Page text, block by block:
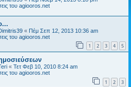
του agiooros.net
« Πέμ Σεπ 12, 2013 10:36 am
του agiooros.net
1 2 3 4 5
« Τετ Φεβ 10, 2010 8:24 am
του agiooros.net
1 2 3